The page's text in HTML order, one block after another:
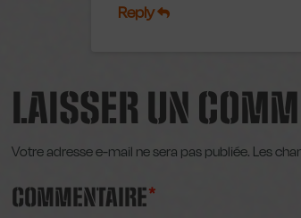
Reply
LAISSER UN
Votre adresse e-mail ne sera pas publiée. Les
COMMENTAIRE*